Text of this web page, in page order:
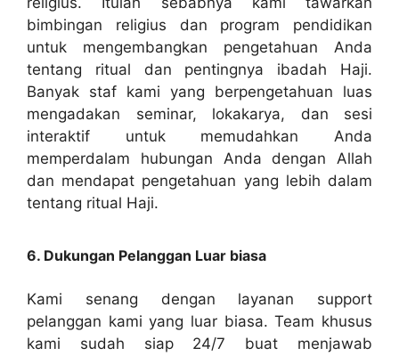
bimbingan religius dan program pendidikan
untuk mengembangkan pengetahuan Anda
tentang ritual dan pentingnya ibadah Haji.
Banyak staf kami yang berpengetahuan luas
mengadakan seminar, lokakarya, dan sesi
interaktif untuk memudahkan Anda
memperdalam hubungan Anda dengan Allah
dan mendapat pengetahuan yang lebih dalam
tentang ritual Haji.
6. Dukungan Pelanggan Luar biasa
Kami senang dengan layanan support
pelanggan kami yang luar biasa. Team khusus
kami sudah siap 24/7 buat menjawab